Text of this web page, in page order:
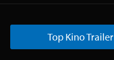
Top Kino Trailer